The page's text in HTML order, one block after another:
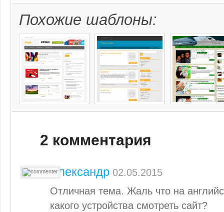
Похожие шаблоны:
2 комментария
Александр 02.05.2015
Отличная тема. Жаль что на
какого устройства смотреть сайт?